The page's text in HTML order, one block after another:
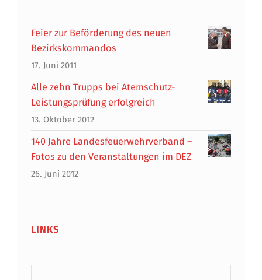
Feier zur Beförderung des neuen
Bezirkskommandos
17. Juni 2011
Alle zehn Trupps bei Atemschutz-
Leistungsprüfung erfolgreich
13. Oktober 2012
140 Jahre Landesfeuerwehrverband –
Fotos zu den Veranstaltungen im DEZ
26. Juni 2012
LINKS